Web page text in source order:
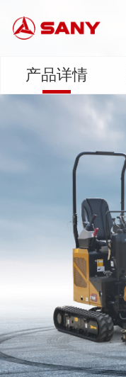
产品详情